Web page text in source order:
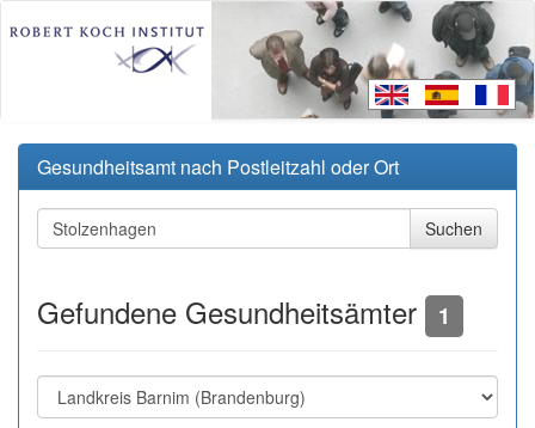
Gesundheitsamt nach Postleitzahl oder Ort
Gefundene Gesundheitsämter 1